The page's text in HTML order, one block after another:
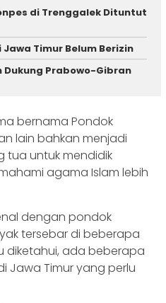
di Trenggalek Dituntut
Timur Belum Berizin
Dukung Prabowo-Gibran
bernama Pondok
lain bahkan menjadi
tua untuk mendidik
agama Islam lebih
dengan pondok
tersebar di beberapa
diketahui, ada beberapa
Jawa Timur yang perlu